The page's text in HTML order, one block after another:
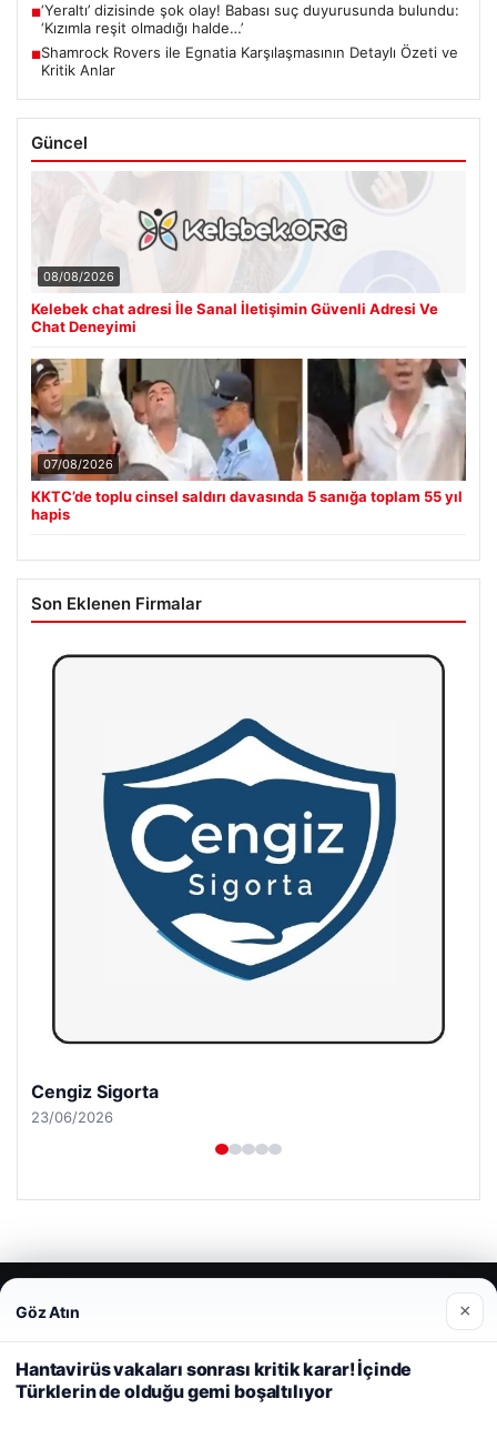
■‘Yeraltı’ dizisinde şok olay! Babası suç duyurusunda bulundu:
‘Kızımla reşit olmadığı halde…’
■Shamrock Rovers ile Egnatia Karşılaşmasının Detaylı Özeti ve
Kritik Anlar
Güncel
08/08/2026
Kelebek chat adresi İle Sanal İletişimin Güvenli Adresi Ve
Chat Deneyimi
07/08/2026
KKTC’de toplu cinsel saldırı davasında 5 sanığa toplam 55 yıl
hapis
Son Eklenen Firmalar
Cengiz Sigorta
23/06/2026
Web sitemizi nasıl kullandığınızı daha iyi anlayabilmek,
deneyiminizi kişiselleştirmek ve geliştirmek amacıyla çerezler
kullanıyoruz.
Çerez Politikamız
Reddet Kabul Et
Göz Atın ×
Hantavirüs vakaları sonrası kritik karar! İçinde
Türklerin de olduğu gemi boşaltılıyor
malta dil okulları|lemagrup.com.tr